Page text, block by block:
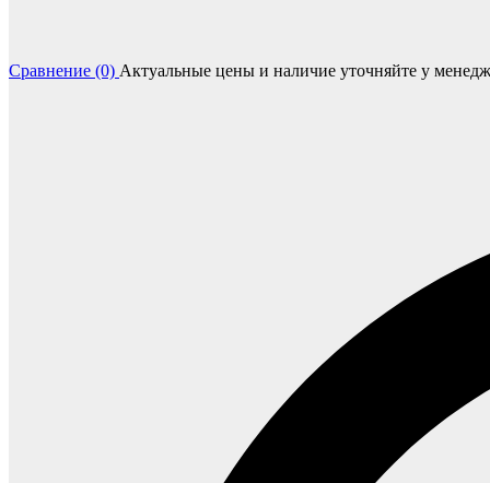
Сравнение (0) Актуальные цены и наличие уточняйте у